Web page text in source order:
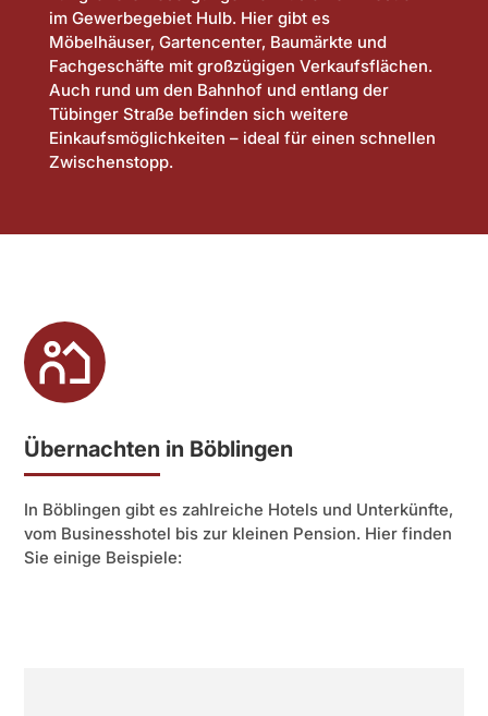
im Gewerbegebiet Hulb. Hier gibt es
Möbelhäuser, Gartencenter, Baumärkte und
Fachgeschäfte mit großzügigen Verkaufsflächen.
Auch rund um den Bahnhof und entlang der
Tübinger Straße befinden sich weitere
Einkaufsmöglichkeiten – ideal für einen schnellen
Zwischenstopp.
Übernachten in Böblingen
In Böblingen gibt es zahlreiche Hotels und Unterkünfte,
vom Businesshotel bis zur kleinen Pension. Hier finden
Sie einige Beispiele: